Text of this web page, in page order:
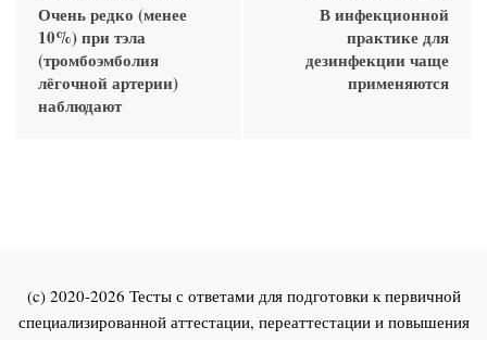
Очень редко (менее
10%) при тэла
(тромбоэмболия
лёгочной артерии)
наблюдают
В инфекционной
практике для
дезинфекции чаще
применяются
(c) 2020-2026 Тесты с ответами для подготовки к первичной
специализированной аттестации, переаттестации и повышения